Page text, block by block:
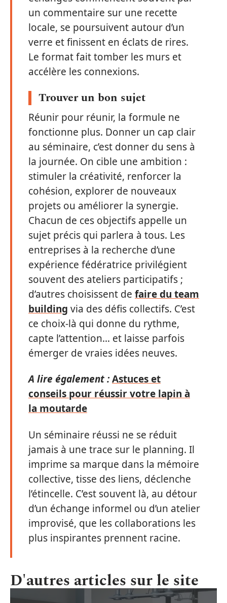
un commentaire sur une recette
locale, se poursuivent autour d’un
verre et finissent en éclats de rires.
Le format fait tomber les murs et
accélère les connexions.
Trouver un bon sujet
Réunir pour réunir, la formule ne
fonctionne plus. Donner un cap clair
au séminaire, c’est donner du sens à
la journée. On cible une ambition :
stimuler la créativité, renforcer la
cohésion, explorer de nouveaux
projets ou améliorer la synergie.
Chacun de ces objectifs appelle un
sujet précis qui parlera à tous. Les
entreprises à la recherche d’une
expérience fédératrice privilégient
souvent des ateliers participatifs ;
d’autres choisissent de faire du team
building via des défis collectifs. C’est
ce choix-là qui donne du rythme,
capte l’attention… et laisse parfois
émerger de vraies idées neuves.
A lire également :Astuces et
conseils pour réussir votre lapin à
la moutarde
Un séminaire réussi ne se réduit
jamais à une trace sur le planning. Il
imprime sa marque dans la mémoire
collective, tisse des liens, déclenche
l’étincelle. C’est souvent là, au détour
d’un échange informel ou d’un atelier
improvisé, que les collaborations les
plus inspirantes prennent racine.
D'autres articles sur le site